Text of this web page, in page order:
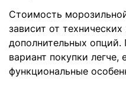
Стоимость
зависит от
дополнительных
вариант покупки
функциональные